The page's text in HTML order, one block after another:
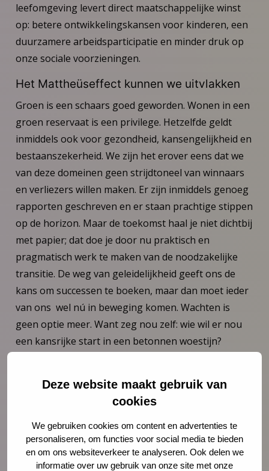
Deze website maakt gebruik van
cookies
We gebruiken cookies om content en advertenties te
personaliseren, om functies voor social media te bieden
en om ons websiteverkeer te analyseren. Ook delen we
informatie over uw gebruik van onze site met onze
leefomgeving levert direct maatschappelijke winst
op: betere ontwikkelingskansen voor kinderen, een
duurzamere arbeidsparticipatie en minder druk op
onze sociale voorzieningen.
Het Mattheüseffect kunnen we uitvlakken
Groen is een schaars goed geworden. Wonen in een
groen reservaat is een privilege. Hetzelfde geldt
inmiddels ook voor gezondheid, kansengelijkheid en
bestaanszekerheid. We zijn het erover eens dat we
van deze domeinen geen strijdtoneel van winnaars
en verliezers willen maken. Er zijn inmiddels genoeg
rapporten geschreven en er staan prachtige stippen
op de horizon. Maar de toekomst haal je niet dichtbij
met papier; dat doe je door nu praktisch en
pragmatisch werk te maken van de noodzakelijke
transitie. De weg van geleidelijkheid geeft ons de
kans om successen te boeken, maar dan moet ieder
van ons wel nú in beweging komen. Wachten is
geen optie meer. Want zeg nou zelf: wie wil er nou
een kansrijke start in een betonnen woestijn?
Igor Ivakic